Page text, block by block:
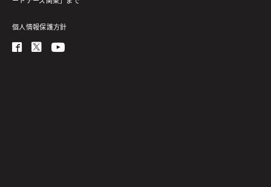
個人情報保護方針